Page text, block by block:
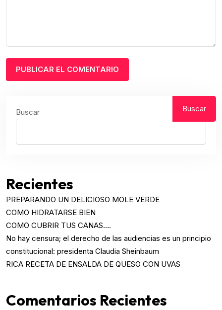
Buscar Buscar
Recientes
PREPARANDO UN DELICIOSO MOLE VERDE
COMO HIDRATARSE BIEN
COMO CUBRIR TUS CANAS….
No hay censura; el derecho de las audiencias es un principio
constitucional: presidenta Claudia Sheinbaum
RICA RECETA DE ENSALDA DE QUESO CON UVAS
Comentarios Recientes